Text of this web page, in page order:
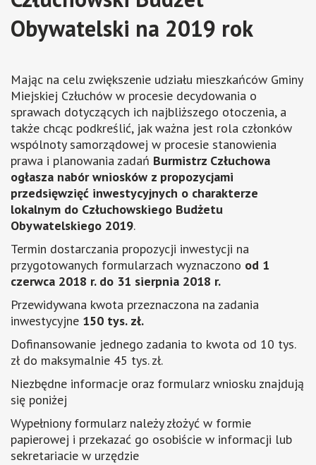
Obywatelski na 2019 rok
Mając na celu zwiększenie udziału mieszkańców Gminy
Miejskiej Człuchów w procesie decydowania o
sprawach dotyczących ich najbliższego otoczenia, a
także chcąc podkreślić, jak ważna jest rola członków
wspólnoty samorządowej w procesie stanowienia
prawa i planowania zadań Burmistrz Człuchowa
ogłasza nabór wniosków z propozycjami
przedsięwzięć inwestycyjnych o charakterze
lokalnym do Człuchowskiego Budżetu
Obywatelskiego 2019.
Termin dostarczania propozycji inwestycji na
przygotowanych formularzach wyznaczono od 1
czerwca 2018 r. do 31 sierpnia 2018 r.
Przewidywana kwota przeznaczona na zadania
inwestycyjne 150 tys. zł.
Dofinansowanie jednego zadania to kwota od 10 tys.
zł do maksymalnie 45 tys. zł.
Niezbędne informacje oraz formularz wniosku znajdują
się poniżej
Wypełniony formularz należy złożyć w formie
papierowej i przekazać go osobiście w informacji lub
sekretariacie w urzędzie